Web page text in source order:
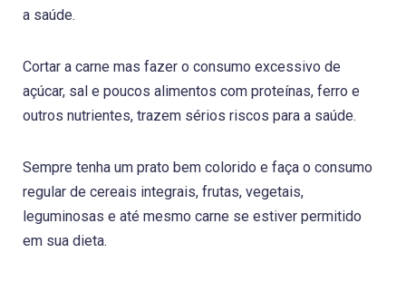
a saúde.
Cortar a carne mas fazer o consumo excessivo de
açúcar, sal e poucos alimentos com proteínas, ferro e
outros nutrientes, trazem sérios riscos para a saúde.
Sempre tenha um prato bem colorido e faça o consumo
regular de cereais integrais, frutas, vegetais,
leguminosas e até mesmo carne se estiver permitido
em sua dieta.